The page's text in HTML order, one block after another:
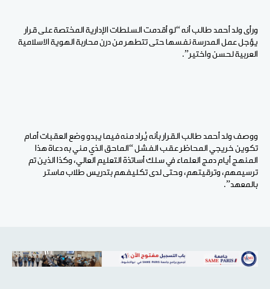
ورأى ولد أحمد طالب أنه “لو أقدمت السلطات الإدارية المختصة على قرار
يؤجل عمل المدرسة نفسها حتى تتطهر من درن محاربة الهوية الاسلامية
العربية لحسن واختير”.
ووصف ولد أحمد طالب القرار بأنه يُراد منه فيما يبدو وضع العقبات أمام
تكوين خريجي المحاظر عقب الفشل “الماحق الذي مني به دعاة هذا
المنهج أيام دمج العلماء في سلك أساتذة التعليم العالي، وكذا الذين تم
ترسيمهم، وترقيتهم، وحتى لدى تكليفهم بتدريس طلاب ماستر
بالمعهد”.